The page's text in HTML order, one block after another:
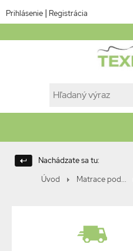
Prihlásenie | Registrácia
Nachádzate sa tu:
Úvod
Matrace pod...